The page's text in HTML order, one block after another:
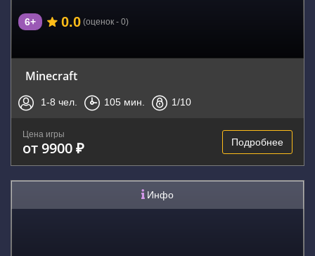
6+ 0.0 (оценок - 0)
Minecraft
1-8 чел. 105 мин. 1/10
Цена игры
от 9900 ₽ Подробнее
Инфо